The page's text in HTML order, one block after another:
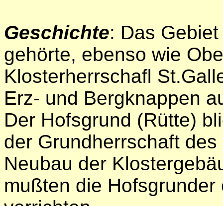
Geschichte: Das
gehörte, ebenso wie
Klosterherrschaﬂ
Erz- und Bergknappen
Der Hofsgrund (Rütte)
der Grundherrschaft
Neubau der
mußten die